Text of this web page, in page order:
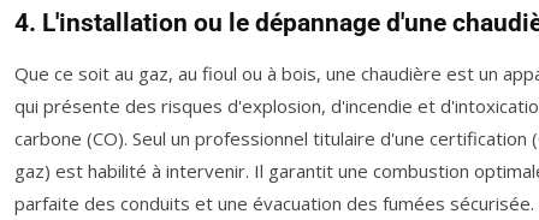
4. L'installation ou le dépannage d'une
Que ce soit au gaz, au fioul ou à bois, une chaudière est un
qui présente des risques d'explosion, d'incendie et
carbone (CO). Seul un professionnel titulaire d'une certification
gaz) est habilité à intervenir. Il garantit une combustion
parfaite des conduits et une évacuation des fumées